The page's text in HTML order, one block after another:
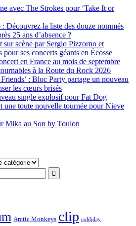
avec The Strokes pour ‘Take It or
Découvrez la liste des douze nommés
25 ans d’absence ?
scène par Sergio Pizzorno et
ses concerts géants en Écosse
en France au mois de septembre
à la Route du Rock 2026
: Bloc Party partage un nouveau
les cœurs brisés
single explosif pour Fat Dog
une toute nouvelle tournée pour Nieve
Mika au Son by Toulon
Arctic Monkeys clip coldplay